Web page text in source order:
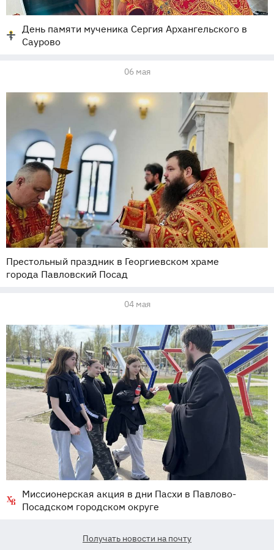
День памяти мученика Сергия Архангельского в
Саурово
06 мая
Престольный праздник в Георгиевском храме
города Павловский Посад
04 мая
Миссионерская акция в дни Пасхи в Павлово-
Посадском городском округе
Получать новости на почту